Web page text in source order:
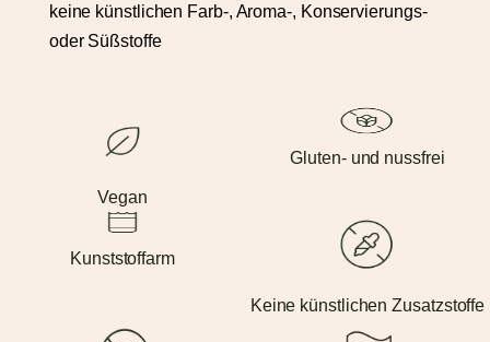
keine künstlichen Farb-, Aroma-, Konservierungs-
oder Süßstoffe
Vegan
Gluten- und nussfrei
Kunststoffarm
Keine künstlichen Zusatzstoffe